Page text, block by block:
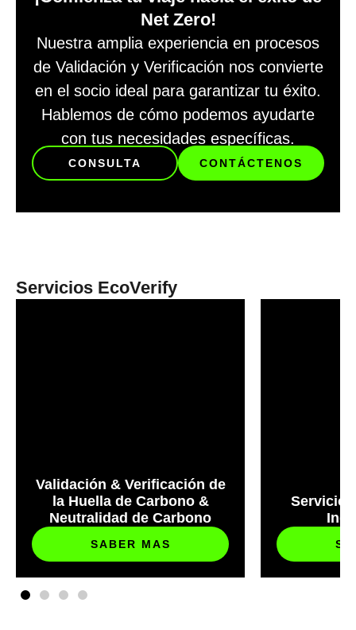
Net Zero!
Nuestra amplia experiencia en procesos
de Validación y Verificación nos convierte
en el socio ideal para garantizar tu éxito.
Hablemos de cómo podemos ayudarte
con tus necesidades específicas.
CONSULTA CONTÁCTENOS
Servicios EcoVerify
Validación & Verificación de
la Huella de Carbono &
Neutralidad de Carbono
SABER MAS